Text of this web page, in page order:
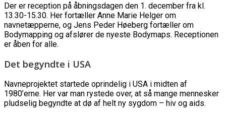
Der er reception på åbningsdagen den 1. december fra kl.
13.30-15.30. Her fortæller Anne Marie Helger om
navnetæpperne, og Jens Peder Høeberg fortæller om
Bodymapping og afslører de nyeste Bodymaps. Receptionen
er åben for alle.
Det begyndte i USA
Navneprojektet startede oprindelig i USA i midten af
1980’erne. Her var man rystede over, at så mange mennesker
pludselig begyndte at dø af helt ny sygdom – hiv og aids.